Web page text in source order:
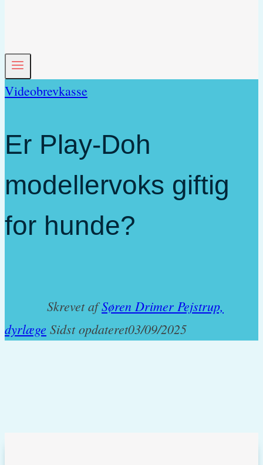
Videobrevkasse
Er Play-Doh
modellervoks giftig
for hunde?
Skrevet afSøren Drimer Pejstrup,
dyrlæge Sidst opdateret03/09/2025